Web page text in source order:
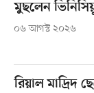
মুছলেন
০৬ আগস্ট ২০২৬
রিয়াল মাদ্রিদ